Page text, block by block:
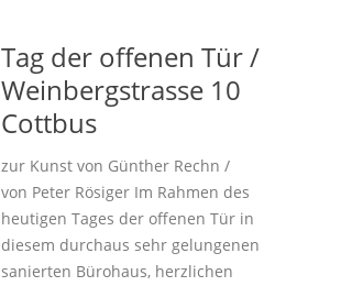
Tag der offenen Tür /
Weinbergstrasse 10
Cottbus
zur Kunst von Günther Rechn /
von Peter Rösiger Im Rahmen des
heutigen Tages der offenen Tür in
diesem durchaus sehr gelungenen
sanierten Bürohaus, herzlichen